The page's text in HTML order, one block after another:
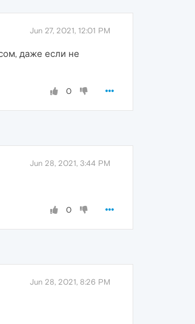
Jun 27, 2021, 12:01 PM
даже если не
0
Jun 28, 2021, 3:44 PM
0
Jun 28, 2021, 8:26 PM